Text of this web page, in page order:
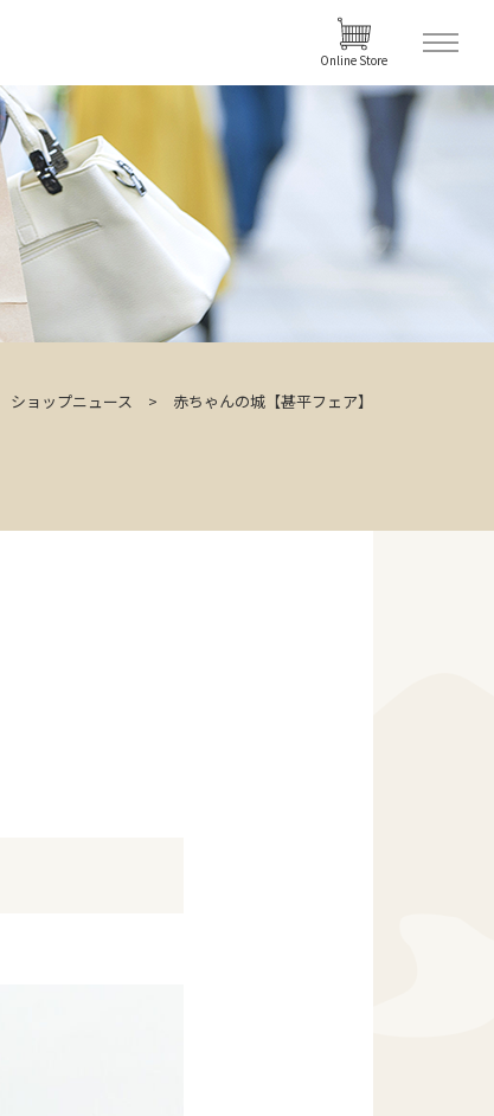
Online Store
ショップニュース 赤ちゃんの城【甚平フェア】